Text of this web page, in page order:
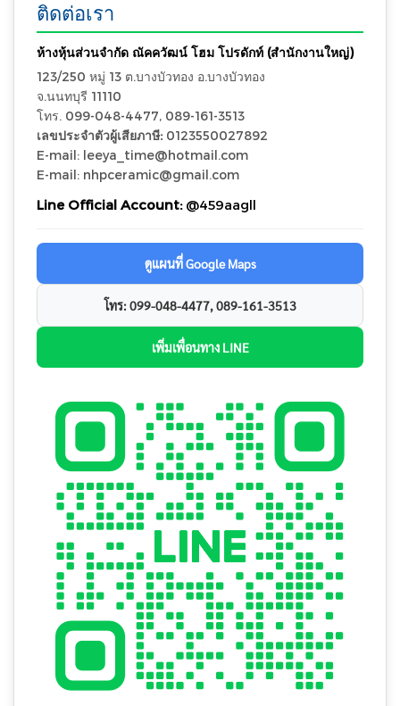
ติดต่อเรา
ห้างหุ้นส่วนจำกัด ณัคควัฒน์ โฮม โปรดักท์ (สำนักงานใหญ่)
123/250 หมู่ 13 ต.บางบัวทอง อ.บางบัวทอง
จ.นนทบุรี 11110
โทร. 099-048-4477, 089-161-3513
เลขประจำตัวผู้เสียภาษี: 0123550027892
E-mail: leeya_time@hotmail.com
E-mail: nhpceramic@gmail.com
Line Official Account:@459aagll
ดูแผนที่ Google Maps
โทร: 099-048-4477, 089-161-3513
เพิ่มเพื่อนทาง LINE